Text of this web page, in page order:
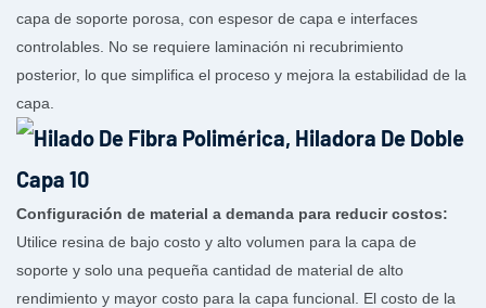
capa de soporte porosa, con espesor de capa e interfaces
controlables. No se requiere laminación ni recubrimiento
posterior, lo que simplifica el proceso y mejora la estabilidad de la
capa.
Configuración de material a demanda para reducir costos:
Utilice resina de bajo costo y alto volumen para la capa de
soporte y solo una pequeña cantidad de material de alto
rendimiento y mayor costo para la capa funcional. El costo de la